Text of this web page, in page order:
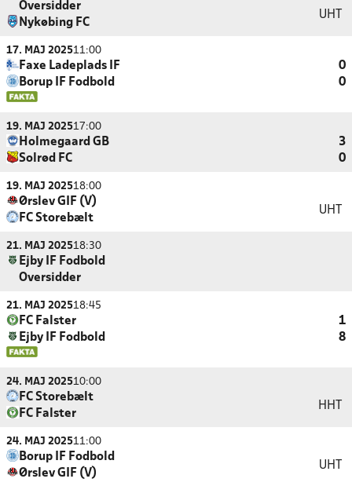
Oversidder
Nykøbing FC
UHT
17. MAJ 202511:00
Faxe Ladeplads IF
0
Borup IF Fodbold
0
19. MAJ 202517:00
Holmegaard GB
3
Solrød FC
0
19. MAJ 202518:00
Ørslev GIF (V)
FC Storebælt
UHT
21. MAJ 202518:30
Ejby IF Fodbold
Oversidder
21. MAJ 202518:45
FC Falster
1
Ejby IF Fodbold
8
24. MAJ 202510:00
FC Storebælt
FC Falster
HHT
24. MAJ 202511:00
Borup IF Fodbold
Ørslev GIF (V)
UHT